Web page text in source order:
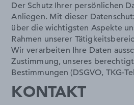
Der Schutz Ihrer persönlichen
Anliegen. Mit dieser
über die wichtigsten Aspekte
Rahmen unserer
Wir verarbeiten Ihre Daten
Zustimmung, unseres
Bestimmungen (DSGVO, TKG-
KONTAKT